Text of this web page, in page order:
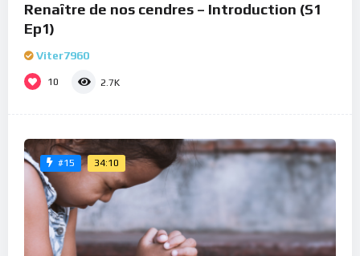
Renaître de nos cendres – Introduction (S1
Ep1)
Viter7960
10 2.7K
#15 34:10